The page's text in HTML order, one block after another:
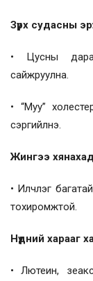
Зүрх судасны
• Цусны
сайжруулна.
• “Муу”
сэргийлнэ.
Жингээ
• Илчлэг
тохиромжтой.
Нүдний харааг
• Лютеин,